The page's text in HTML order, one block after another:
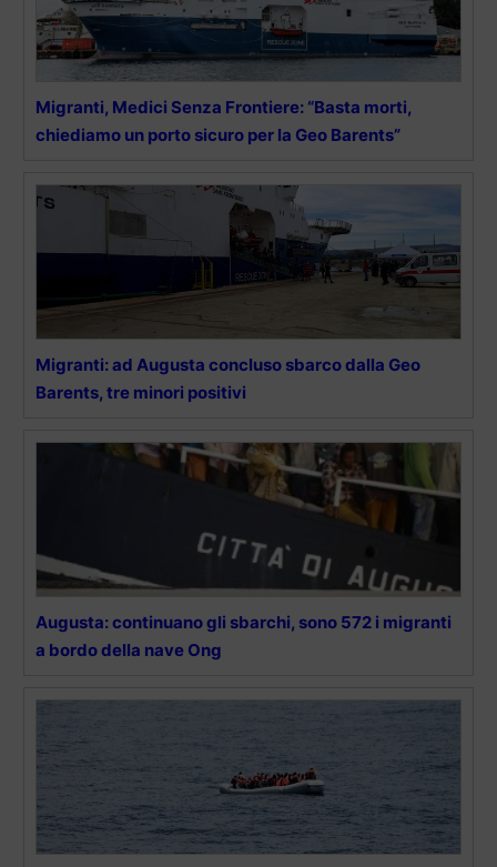
Migranti, Medici Senza Frontiere: “Basta morti,
chiediamo un porto sicuro per la Geo Barents”
Migranti: ad Augusta concluso sbarco dalla Geo
Barents, tre minori positivi
Augusta: continuano gli sbarchi, sono 572 i migranti
a bordo della nave Ong